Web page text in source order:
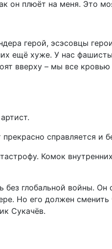
он плюёт на меня. Это
герой, эсэсовцы
ещё хуже. У нас
вверху – мы все
справляется и
Комок
глобальной войны.
Но его должен
Сукачёв.